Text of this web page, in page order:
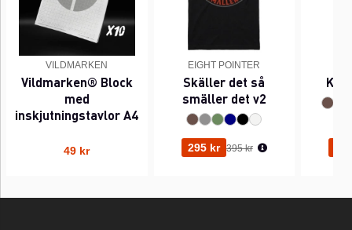
VILDMARKEN
Vildmarken® Block
med
inskjutningstavlor A4
49 kr
EIGHT POINTER
Skäller det så
smäller det v2
295 kr Ordinarie pris:
395 kr